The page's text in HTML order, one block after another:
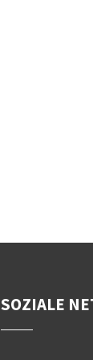
SOZIALE